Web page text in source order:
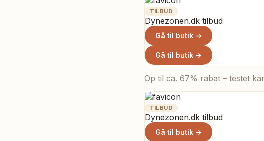
TILBUD
Dynezonen.dk tilbud
Gå til butik →
Gå til butik →
Op til ca. 67% rabat – testet
TILBUD
Dynezonen.dk tilbud
Gå til butik →